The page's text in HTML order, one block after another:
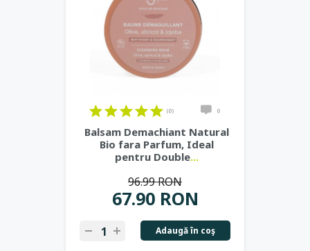
(0) 0
Balsam Demachiant Natural
Bio fara Parfum, Ideal
pentru Double...
67.90 RON
96.99 RON
Adaugă în coş